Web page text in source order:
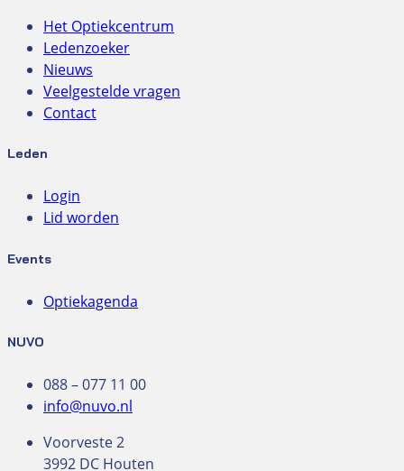
Het Optiekcentrum
Ledenzoeker
Nieuws
Veelgestelde vragen
Contact
Leden
Login
Lid worden
Events
Optiekagenda
NUVO
088 – 077 11 00
info@nuvo.nl
Voorveste 2
3992 DC Houten